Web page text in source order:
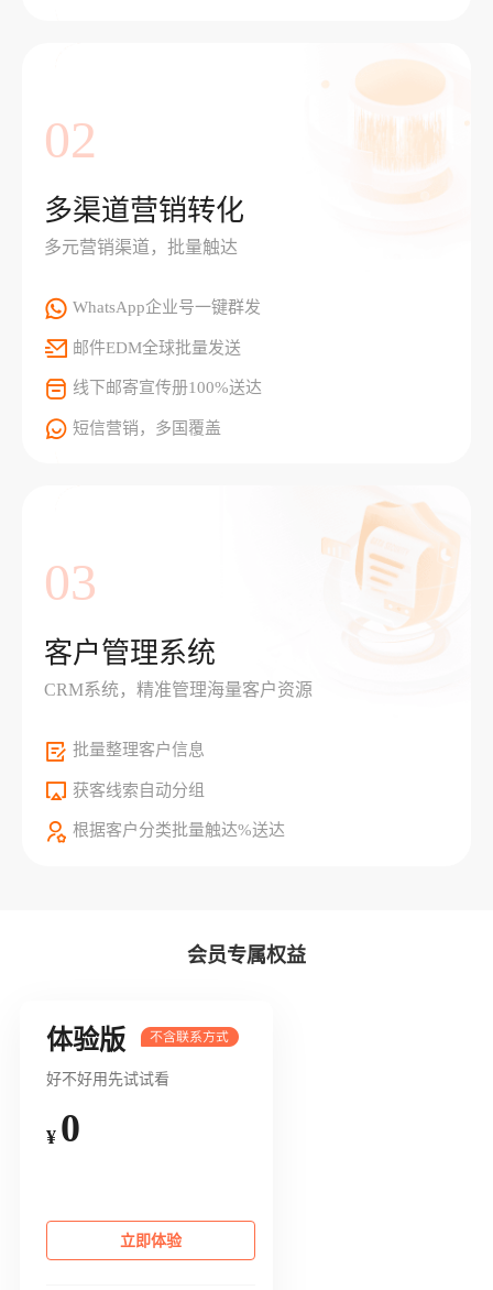
02
多渠道营销转化
多元营销渠道，批量触达
WhatsApp企业号一键群发
邮件EDM全球批量发送
线下邮寄宣传册100%送达
短信营销，多国覆盖
03
客户管理系统
CRM系统，精准管理海量客户资源
批量整理客户信息
获客线索自动分组
根据客户分类批量触达%送达
会员专属权益
体验版
好不好用先试试看
¥ 0
立即体验